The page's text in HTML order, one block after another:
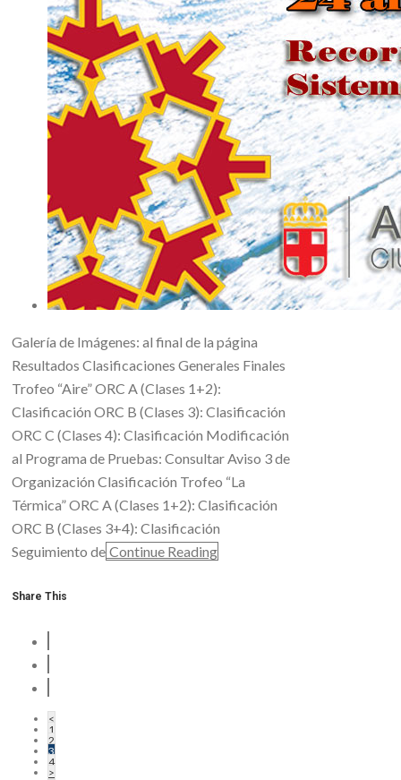
Galería de Imágenes: al final de la página
Resultados Clasificaciones Generales Finales
Trofeo “Aire” ORC A (Clases 1+2):
Clasificación ORC B (Clases 3): Clasificación
ORC C (Clases 4): Clasificación Modificación
al Programa de Pruebas: Consultar Aviso 3 de
Organización Clasificación Trofeo “La
Térmica” ORC A (Clases 1+2): Clasificación
ORC B (Clases 3+4): Clasificación
Seguimiento de Continue Reading
Share This
<
1
2
3
4
>